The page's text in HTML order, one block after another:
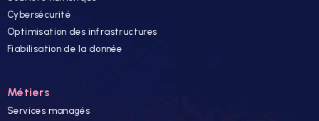
Cybersécurité
Optimisation des infrastructures
Fiabilisation de la donnée
Métiers
Services managés